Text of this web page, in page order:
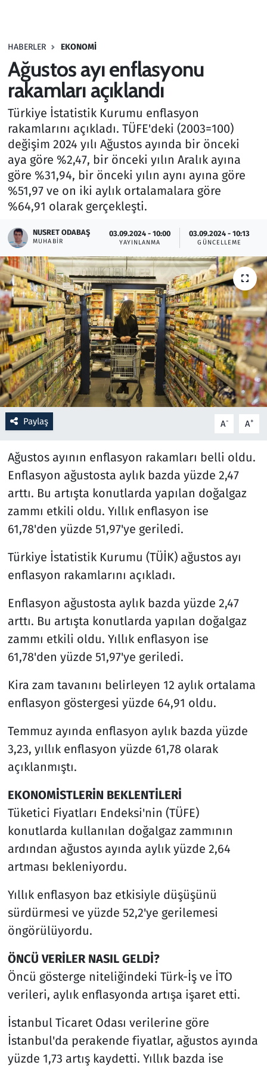
HABERLER EKONOMI
Ağustos ayı enflasyonu
rakamları açıklandı
Türkiye İstatistik Kurumu enflasyon
rakamlarını açıkladı. TÜFE'deki (2003=100)
değişim 2024 yılı Ağustos ayında bir önceki
aya göre %2,47, bir önceki yılın Aralık ayına
göre %31,94, bir önceki yılın aynı ayına göre
%51,97 ve on iki aylık ortalamalara göre
%64,91 olarak gerçekleşti.
NUSRET ODABAŞ
MUHABIR
03.09.2024 - 10:00
YAYINLANMA
03.09.2024 - 10:13
GÜNCELLEME
Paylaş A- A+
Ağustos ayının enflasyon rakamları belli oldu.
Enflasyon ağustosta aylık bazda yüzde 2,47
arttı. Bu artışta konutlarda yapılan doğalgaz
zammı etkili oldu. Yıllık enflasyon ise
61,78'den yüzde 51,97'ye geriledi.
Türkiye İstatistik Kurumu (TÜİK) ağustos ayı
enflasyon rakamlarını açıkladı.
Enflasyon ağustosta aylık bazda yüzde 2,47
arttı. Bu artışta konutlarda yapılan doğalgaz
zammı etkili oldu. Yıllık enflasyon ise
61,78'den yüzde 51,97'ye geriledi.
Kira zam tavanını belirleyen 12 aylık ortalama
enflasyon göstergesi yüzde 64,91 oldu.
Temmuz ayında enflasyon aylık bazda yüzde
3,23, yıllık enflasyon yüzde 61,78 olarak
açıklanmıştı.
EKONOMİSTLERİN BEKLENTİLERİ
Tüketici Fiyatları Endeksi'nin (TÜFE)
konutlarda kullanılan doğalgaz zammının
ardından ağustos ayında aylık yüzde 2,64
artması bekleniyordu.
Yıllık enflasyon baz etkisiyle düşüşünü
sürdürmesi ve yüzde 52,2'ye gerilemesi
öngörülüyordu.
ÖNCÜ VERİLER NASIL GELDİ?
Öncü gösterge niteliğindeki Türk-İş ve İTO
verileri, aylık enflasyonda artışa işaret etti.
İstanbul Ticaret Odası verilerine göre
İstanbul'da perakende fiyatlar, ağustos ayında
yüzde 1,73 artış kaydetti. Yıllık bazda ise
Haber
Kültür Sanat
Kurumsal Haberler
Lezzet Durağı
Memur ve Kamu
Otomobil
Oyun
Ramazan
Resmi İlanlar
Rüya Tabirleri
Sağlık
Savunma Sanayi
Seçim 2023
Teknoloji ve Bilim
Televizyon